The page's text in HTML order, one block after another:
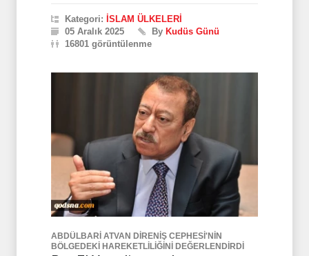
Kategori: İSLAM ÜLKELERİ
05 Aralık 2025
By Kudüs Günü
16801 görüntülenme
ABDÜLBARİ ATVAN DİRENİŞ CEPHESİ'NİN
BÖLGEDEKİ HAREKETLİLİĞİNİ DEĞERLENDİRDİ